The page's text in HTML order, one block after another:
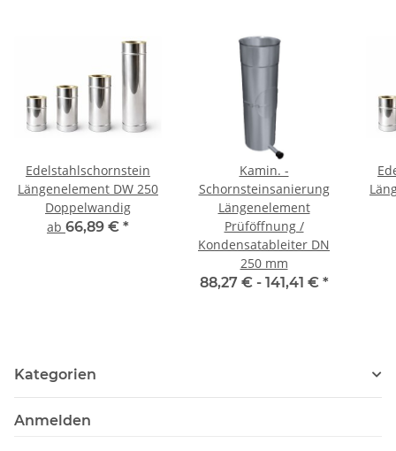
Edelstahlschornstein
Längenelement DW 250
Doppelwandig
ab 66,89 € *
Kamin. -
Schornsteinsanierung
Längenelement
Prüföffnung /
Kondensatableiter DN
250 mm
88,27 € - 141,41 € *
Kategorien
Anmelden